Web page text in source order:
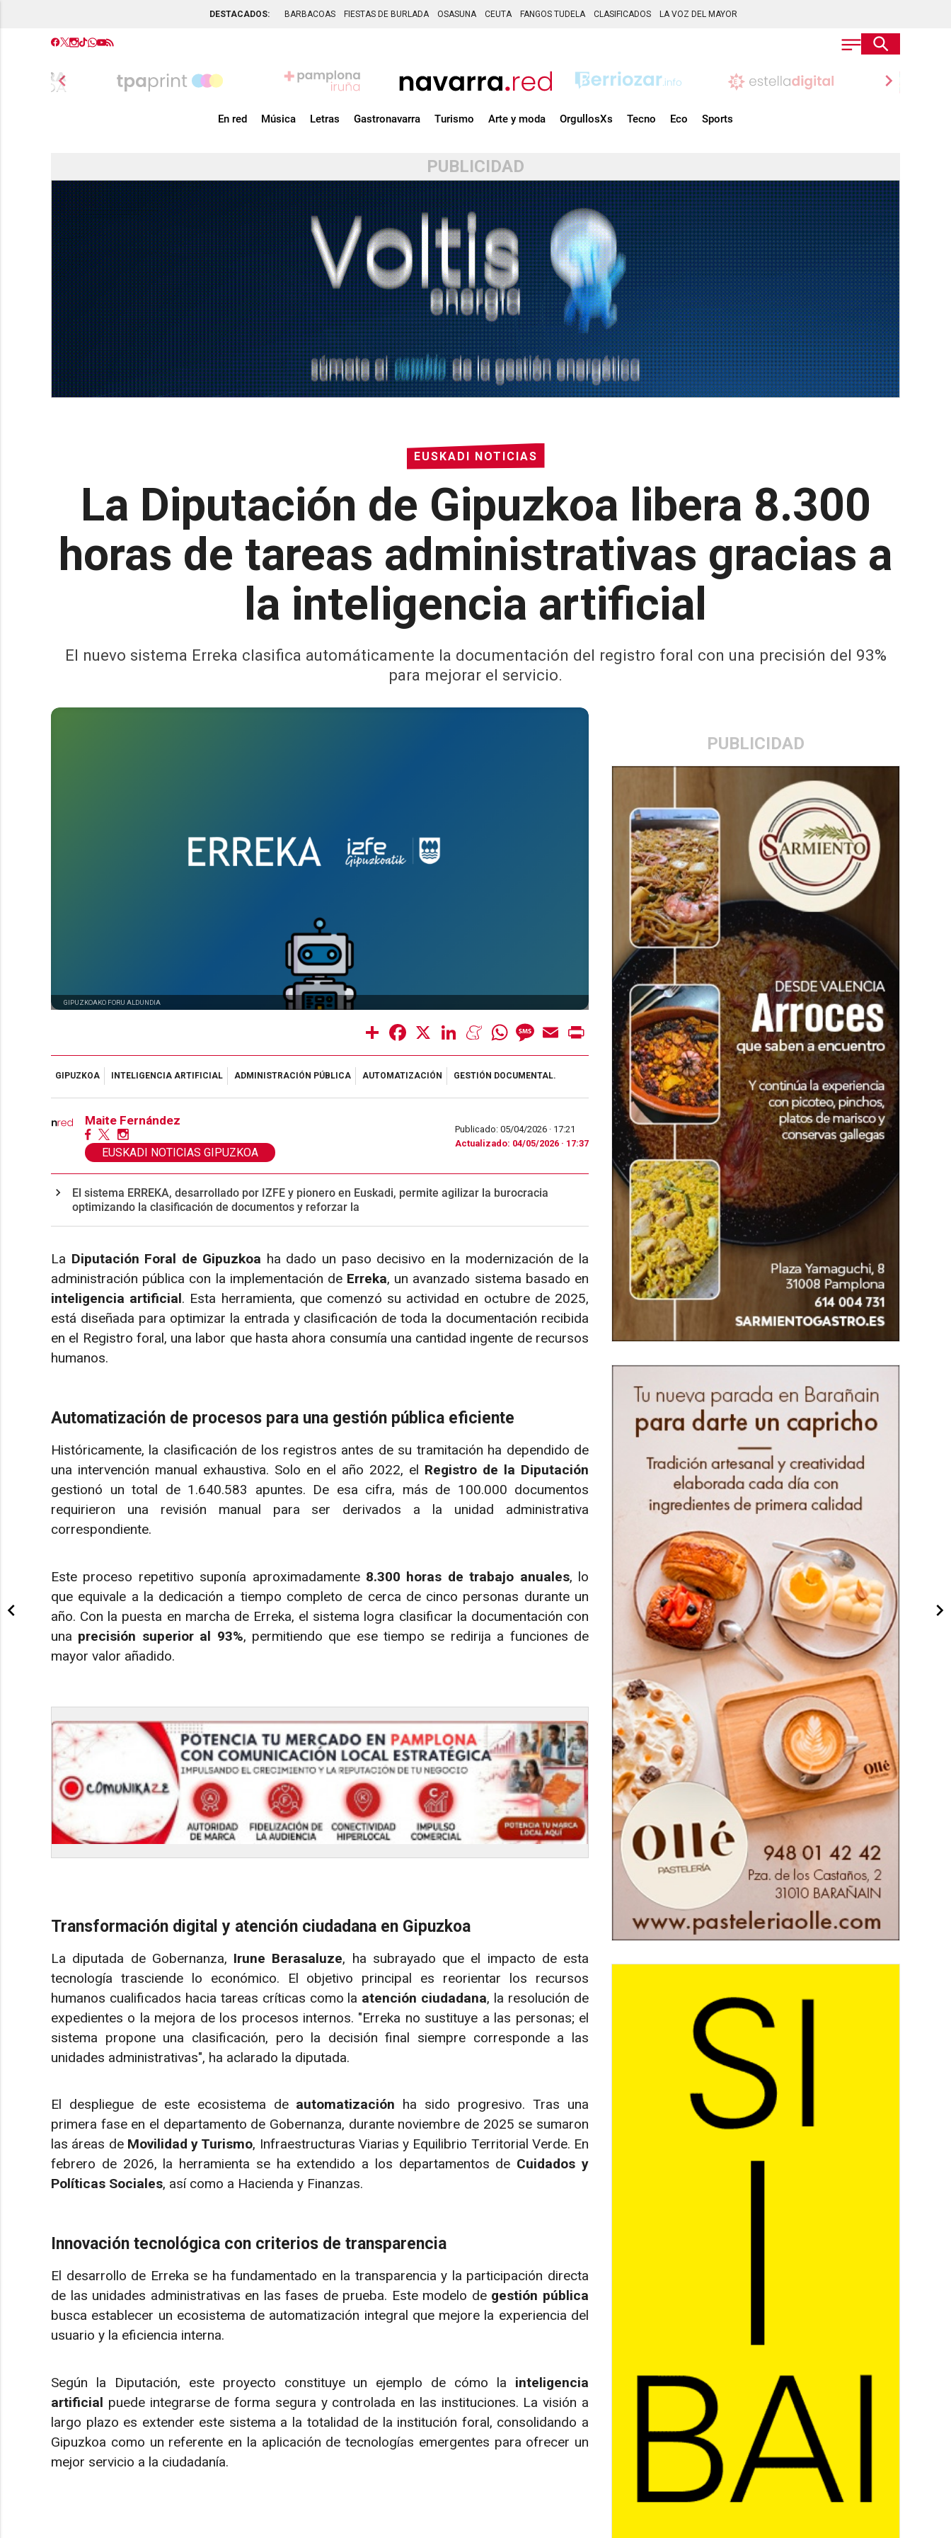
DESTACADOS: BARBACOAS FIESTAS DE BURLADA OSASUNA CEUTA FANGOS TUDELA CLASIFICADOS LA VOZ DEL MAYOR
chevron_left chevron_right
En red Música Letras Gastronavarra Turismo Arte y moda OrgullosXs Tecno Eco Sports
PUBLICIDAD
EUSKADI NOTICIAS
La Diputación de Gipuzkoa libera 8.300
horas de tareas administrativas gracias a
la inteligencia artificial
El nuevo sistema Erreka clasifica automáticamente la documentación del registro foral con una precisión del 93%
para mejorar el servicio.
PUBLICIDAD
GIPUZKOAKO FORU ALDUNDIA
Share Facebook LinkedInMeneameWhatsAppMessage
Email
GIPUZKOA INTELIGENCIA ARTIFICIAL ADMINISTRACIÓN PÚBLICA AUTOMATIZACIÓN GESTIÓN DOCUMENTAL.
Maite Fernández
EUSKADI NOTICIAS GIPUZKOA
Publicado: 05/04/2026 · 17:21
Actualizado: 04/05/2026 · 17:37
El sistema ERREKA, desarrollado por IZFE y pionero en Euskadi, permite agilizar la burocracia
optimizando la clasificación de documentos y reforzar la
La Diputación Foral de Gipuzkoa ha dado un paso decisivo en la modernización de la
administración pública con la implementación de Erreka, un avanzado sistema basado en
inteligencia artificial. Esta herramienta, que comenzó su actividad en octubre de 2025,
está diseñada para optimizar la entrada y clasificación de toda la documentación recibida
en el Registro foral, una labor que hasta ahora consumía una cantidad ingente de recursos
humanos.
Automatización de procesos para una gestión pública eficiente
Históricamente, la clasificación de los registros antes de su tramitación ha dependido de
una intervención manual exhaustiva. Solo en el año 2022, el Registro de la Diputación
gestionó un total de 1.640.583 apuntes. De esa cifra, más de 100.000 documentos
requirieron una revisión manual para ser derivados a la unidad administrativa
correspondiente.
Este proceso repetitivo suponía aproximadamente 8.300 horas de trabajo anuales, lo
que equivale a la dedicación a tiempo completo de cerca de cinco personas durante un
año. Con la puesta en marcha de Erreka, el sistema logra clasificar la documentación con
una precisión superior al 93%, permitiendo que ese tiempo se redirija a funciones de
mayor valor añadido.
Transformación digital y atención ciudadana en Gipuzkoa
La diputada de Gobernanza, Irune Berasaluze, ha subrayado que el impacto de esta
tecnología trasciende lo económico. El objetivo principal es reorientar los recursos
humanos cualificados hacia tareas críticas como la atención ciudadana, la resolución de
expedientes o la mejora de los procesos internos. "Erreka no sustituye a las personas; el
sistema propone una clasificación, pero la decisión final siempre corresponde a las
unidades administrativas", ha aclarado la diputada.
El despliegue de este ecosistema de automatización ha sido progresivo. Tras una
primera fase en el departamento de Gobernanza, durante noviembre de 2025 se sumaron
las áreas de Movilidad y Turismo, Infraestructuras Viarias y Equilibrio Territorial Verde. En
febrero de 2026, la herramienta se ha extendido a los departamentos de Cuidados y
Políticas Sociales, así como a Hacienda y Finanzas.
Innovación tecnológica con criterios de transparencia
El desarrollo de Erreka se ha fundamentado en la transparencia y la participación directa
de las unidades administrativas en las fases de prueba. Este modelo de gestión pública
busca establecer un ecosistema de automatización integral que mejore la experiencia del
usuario y la eficiencia interna.
Según la Diputación, este proyecto constituye un ejemplo de cómo la inteligencia
artificial puede integrarse de forma segura y controlada en las instituciones. La visión a
largo plazo es extender este sistema a la totalidad de la institución foral, consolidando a
Gipuzkoa como un referente en la aplicación de tecnologías emergentes para ofrecer un
mejor servicio a la ciudadanía.